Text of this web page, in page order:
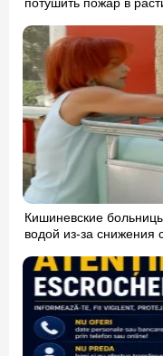
потушить пожар в
Кишиневские
водой из-за снижения